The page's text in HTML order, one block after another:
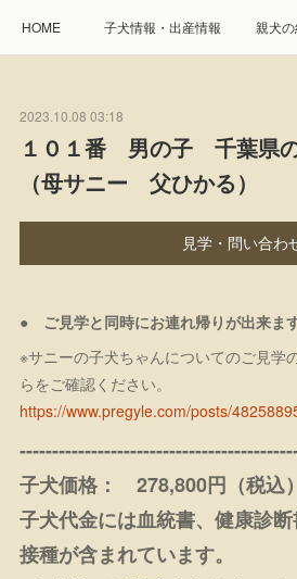
HOME 子犬情報・出産情報 親犬
遺伝疾患への取り組み Instagram
プレジール親睦会 特定商取引に基づく表
2023.10.08 03:18
１０１番 男の子 千葉県
（母サニー 父ひかる）
見学・問い合わ
● ご見学と同時にお連れ帰りが出来ます
※サニーの子犬ちゃんについてのご見学
らをご確認ください。
https://www.pregyle.com/posts/
子犬価格： 278,800円（税込）
子犬代金には血統書、健康診
接種が含まれています。